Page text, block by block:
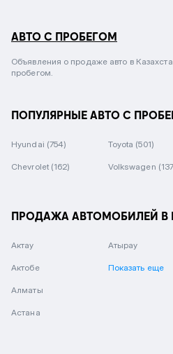
АВТО С ПРОБЕГОМ
Объявления о продаже авто в
пробегом.
ПОПУЛЯРНЫЕ АВТО С
Hyundai (754) Toyota (501)
Chevrolet (162) Volkswagen
ПРОДАЖА АВТОМОБИЛЕЙ В
Актау
Актобе
Алматы
Астана
Атырау
Показать еще